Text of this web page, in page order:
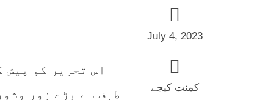
July 4, 2023
کمنت کیجے
اس تحریر کو
طرف سے بڑے زور